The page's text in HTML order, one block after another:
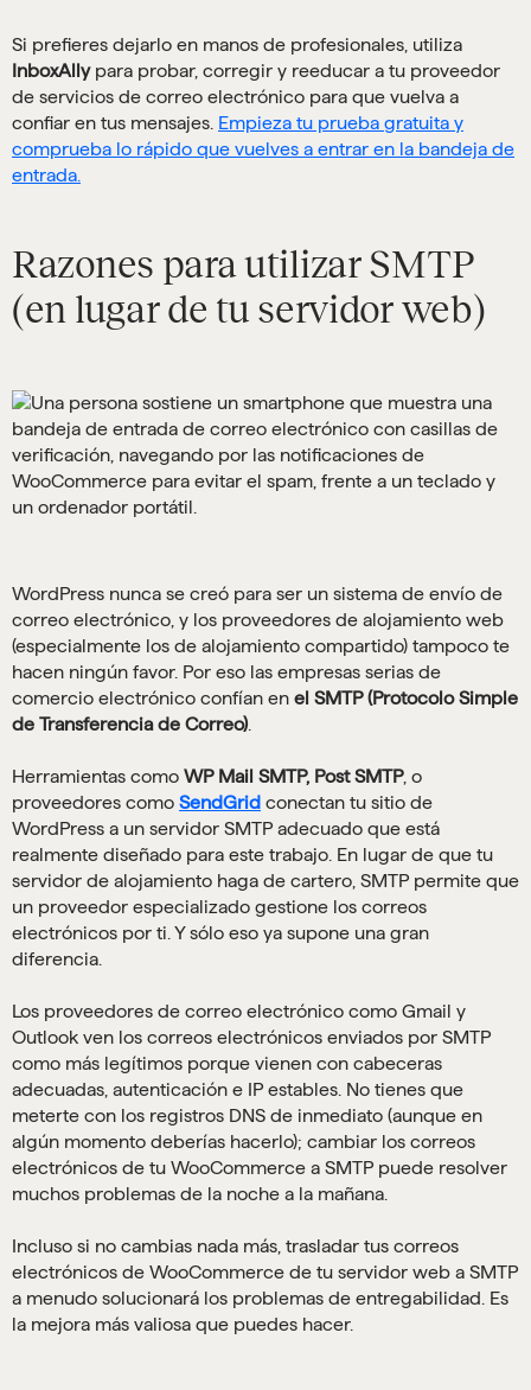
Si prefieres dejarlo en manos de profesionales, utiliza
InboxAllypara probar, corregir y reeducar a tu proveedor
de servicios de correo electrónico para que vuelva a
confiar en tus mensajes. Empieza tu prueba gratuita y
comprueba lo rápido que vuelves a entrar en la bandeja de
entrada.
Razones para utilizar SMTP
(en lugar de tu servidor web)
WordPress nunca se creó para ser un sistema de envío de
correo electrónico, y los proveedores de alojamiento web
(especialmente los de alojamiento compartido) tampoco te
hacen ningún favor. Por eso las empresas serias de
comercio electrónico confían en el SMTP (Protocolo Simple
de Transferencia de Correo).
Herramientas como WP Mail SMTP, Post SMTP, o
proveedores como SendGrid conectan tu sitio de
WordPress a un servidor SMTP adecuado que está
realmente diseñado para este trabajo. En lugar de que tu
servidor de alojamiento haga de cartero, SMTP permite que
un proveedor especializado gestione los correos
electrónicos por ti. Y sólo eso ya supone una gran
diferencia.
Los proveedores de correo electrónico como Gmail y
Outlook ven los correos electrónicos enviados por SMTP
como más legítimos porque vienen con cabeceras
adecuadas, autenticación e IP estables. No tienes que
meterte con los registros DNS de inmediato (aunque en
algún momento deberías hacerlo); cambiar los correos
electrónicos de tu WooCommerce a SMTP puede resolver
muchos problemas de la noche a la mañana.
Incluso si no cambias nada más, trasladar tus correos
electrónicos de WooCommerce de tu servidor web a SMTP
a menudo solucionará los problemas de entregabilidad. Es
la mejora más valiosa que puedes hacer.